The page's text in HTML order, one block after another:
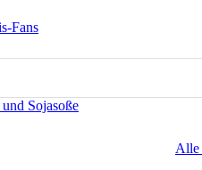
Fans
Sojasoße
Alle